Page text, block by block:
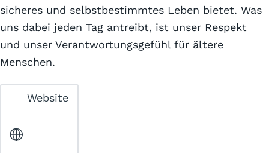
sicheres und selbstbestimmtes Leben bietet. Was
uns dabei jeden Tag antreibt, ist unser Respekt
und unser Verantwortungsgefühl für ältere
Menschen.
Website